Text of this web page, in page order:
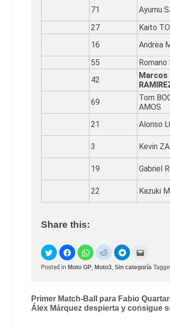
71
Ayumu
27
Kaito
16
Andrea
55
Romano
42
Marcos
69
Tom
AMOS
21 Alonso
3 Kevin
19 Gabriel
22 Kazuki
Share this:
Posted in Moto GP, Moto3, Sin categoría
Post
navigation
Primer Match-Ball para Fabio
Álex Márquez despierta y consigue